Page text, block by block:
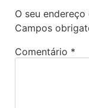
O seu
Campos
Comentário *